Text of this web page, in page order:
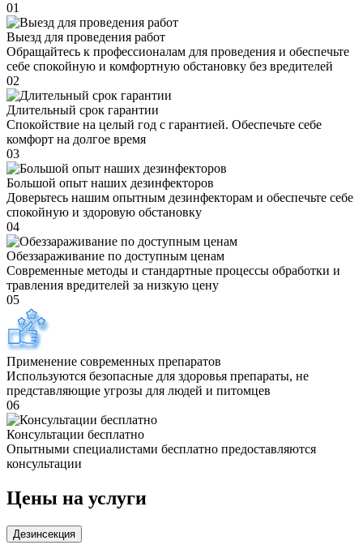
01
Выезд для проведения работ
Обращайтесь к профессионалам для проведения и обеспечьте
себе спокойную и комфортную обстановку без вредителей
02
Длительный срок гарантии
Спокойствие на целый год с гарантией. Обеспечьте себе
комфорт на долгое время
03
Большой опыт наших дезинфекторов
Доверьтесь нашим опытным дезинфекторам и обеспечьте себе
спокойную и здоровую обстановку
04
Обеззараживание по доступным ценам
Современные методы и стандартные процессы обработки и
травления вредителей за низкую цену
05
Применение современных препаратов
Используются безопасные для здоровья препараты, не
представляющие угрозы для людей и питомцев
06
Консультации бесплатно
Опытными специалистами бесплатно предоставляются
консультации
Цены на услуги
Дезинсекция